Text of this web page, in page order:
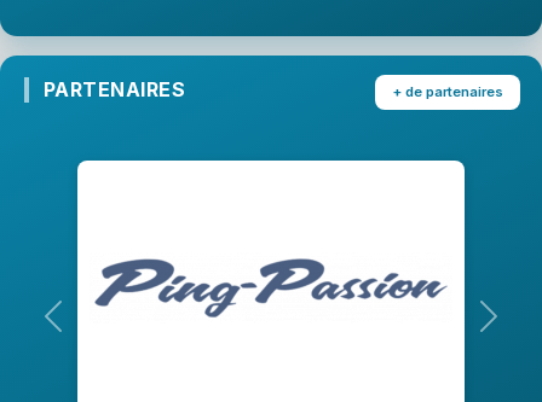
PARTENAIRES
Précedent
+ de partenaires